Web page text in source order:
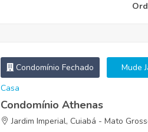
Condomínio Fechado Mude
Casa
Condomínio Athenas
Jardim Imperial, Cuiabá - Mato